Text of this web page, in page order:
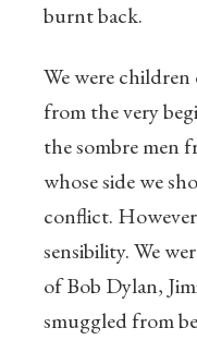
burnt back.
We were
from the very
the sombre men
whose side we
conflict.
sensibility. We
of Bob Dylan,
smuggled from